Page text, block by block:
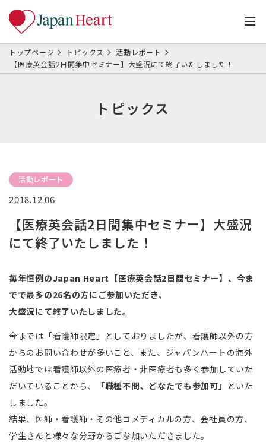
トップページ トピックス
活動レポート
【医療英会話2日間集中セミナー】大盛況にて終了いたしました！
トピックス
活動レポート
2018.12.06
【医療英会話2日間集中セミナー】大盛況
にて終了いたしました！
毎年恒例のJapan Heart【医療英会話2日間セミナー】、今ま
でで最多の26名の方にご参加いただき、
大盛況にて終了いたしました。
今までは「看護師限定」としておりましたが、看護師以外の方
からのお問い合わせが多いこと、また、ジャパンハートの海外
活動地では看護師以外の医療者・非医療者も多く参加していた
だいていることから、
「職種不問、どなたでも参加可」 といた
しました。
結果、医師・看護師・その他コメディカルの方、会社員の方、
学生さんと様々な分野からご参加いただきました。